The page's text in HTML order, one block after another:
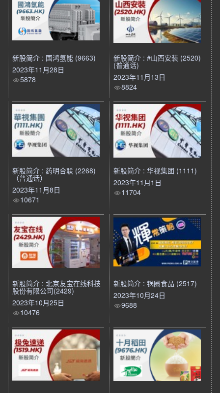
新股简介 : 国鸿氢能 (9663)
2023年11月28日
5878
新股简介 : #山西安装 (2520)
(普通话)
2023年11月13日
8824
新股简介 : 药明合联 (2268)
（普通话）
2023年11月8日
10671
新股简介 : 华视集团 (1111)
2023年11月1日
11704
新股简介 : 北京友宝在线科技
股份有限公司(2429)
2023年10月25日
10476
新股简介 : 锅圈食品 (2517)
2023年10月24日
9688